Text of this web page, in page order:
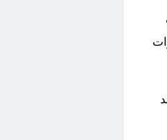
والجمعة حتى الساعة 1 بعد